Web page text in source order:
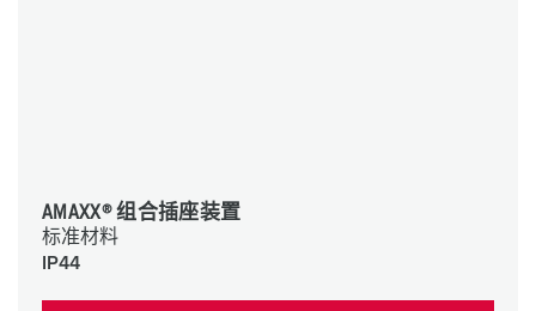
AMAXX® 组合插座装置
标准材料
IP44